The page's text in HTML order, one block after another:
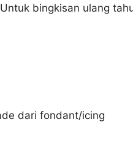
bingkisan ulang
dari fondant/icing